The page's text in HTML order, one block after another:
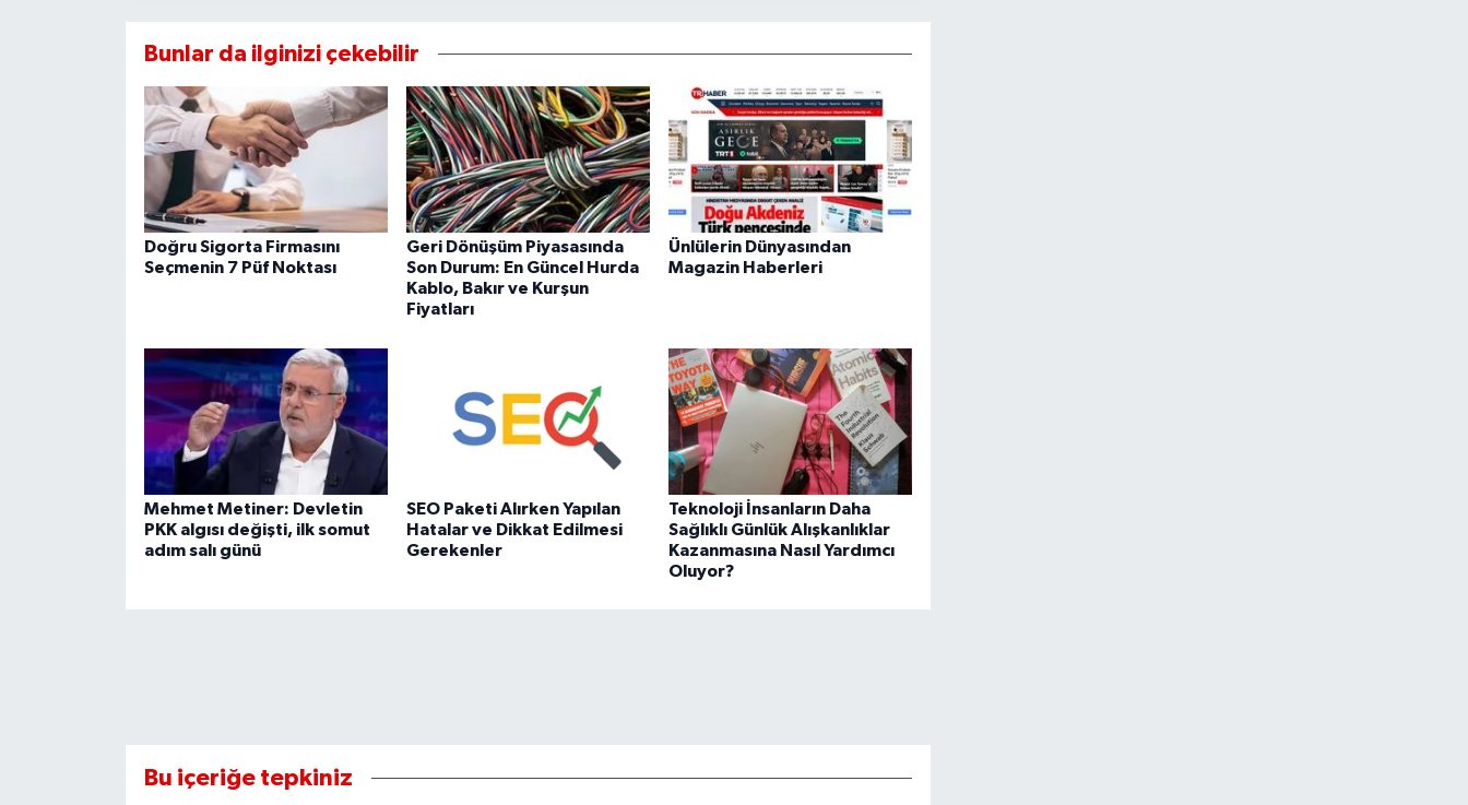
Bunlar da ilginizi çekebilir
Doğru Sigorta Firmasını
Seçmenin 7 Püf Noktası
Geri Dönüşüm Piyasasında
Son Durum: En Güncel Hurda
Kablo, Bakır ve Kurşun
Fiyatları
Ünlülerin Dünyasından
Magazin Haberleri
Mehmet Metiner: Devletin
PKK algısı değişti, ilk somut
adım salı günü
SEO Paketi Alırken Yapılan
Hatalar ve Dikkat Edilmesi
Gerekenler
Teknoloji İnsanların Daha
Sağlıklı Günlük Alışkanlıklar
Kazanmasına Nasıl Yardımcı
Oluyor?
Bu içeriğe tepkiniz